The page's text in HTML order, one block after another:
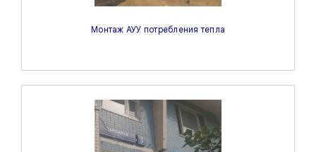
Монтаж АУУ потребления тепла